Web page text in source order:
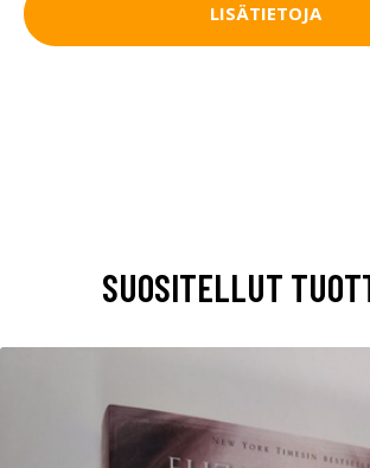
LISÄTIETOJA
SUOSITELLUT